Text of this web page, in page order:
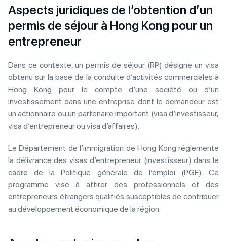
Aspects juridiques de l’obtention d’un
permis de séjour à Hong Kong pour un
entrepreneur
Dans ce contexte, un permis de séjour (RP) désigne un visa
obtenu sur la base de la conduite d’activités commerciales à
Hong Kong pour le compte d’une société ou d’un
investissement dans une entreprise dont le demandeur est
un actionnaire ou un partenaire important (visa d’investisseur,
visa d’entrepreneur ou visa d’affaires).
Le Département de l’immigration de Hong Kong réglemente
la délivrance des visas d’entrepreneur (investisseur) dans le
cadre de la Politique générale de l’emploi (PGE). Ce
programme vise à attirer des professionnels et des
entrepreneurs étrangers qualifiés susceptibles de contribuer
au développement économique de la région.